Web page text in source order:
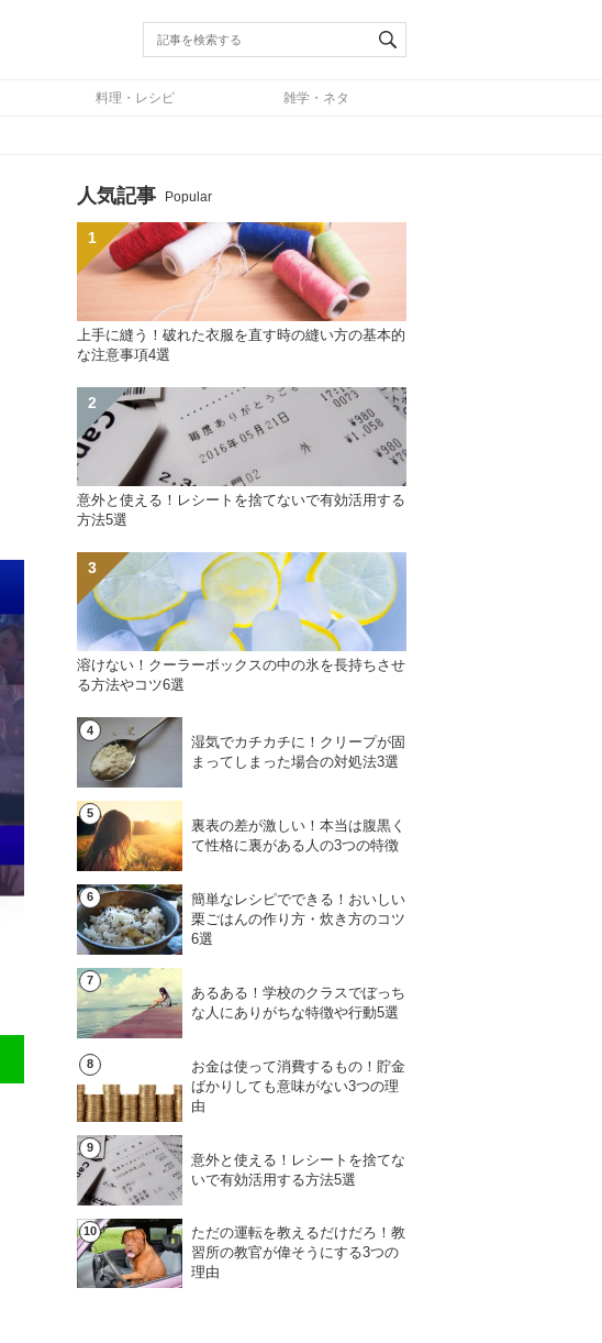
料理・レシピ 雑学・ネタ
人気記事 Popular
上手に縫う！破れた衣服を直す時の縫い方の基本的
な注意事項4選
意外と使える！レシートを捨てないで有効活用する
方法5選
溶けない！クーラーボックスの中の氷を長持ちさせ
る方法やコツ6選
湿気でカチカチに！クリープが固
まってしまった場合の対処法3選
裏表の差が激しい！本当は腹黒く
て性格に裏がある人の3つの特徴
簡単なレシピでできる！おいしい
栗ごはんの作り方・炊き方のコツ
6選
あるある！学校のクラスでぼっち
な人にありがちな特徴や行動5選
お金は使って消費するもの！貯金
ばかりしても意味がない3つの理
由
意外と使える！レシートを捨てな
いで有効活用する方法5選
ただの運転を教えるだけだろ！教
習所の教官が偉そうにする3つの
理由